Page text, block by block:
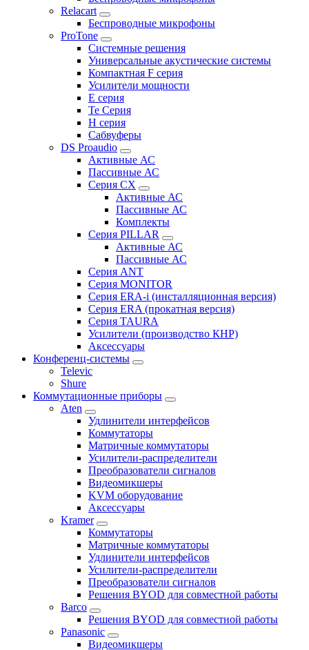
Relacart
Беспроводные микрофоны
ProTone
Системные решения
Универсальные акустические системы
Компактная F серия
Усилители мощности
E серия
Te Серия
H серия
Сабвуферы
DS Proaudio
Активные АС
Пассивные АС
Серия CX
Активные АС
Пассивные АС
Комплекты
Серия PILLAR
Активные АС
Пассивные АС
Серия ANT
Серия MONITOR
Серия ERA-i (инсталляционная версия)
Серия ERA (прокатная версия)
Серия TAURA
Усилители (производство КНР)
Аксессуары
Конференц-системы
Televic
Shure
Коммутационные приборы
Aten
Удлинители интерфейсов
Коммутаторы
Матричные коммутаторы
Усилители-распределители
Преобразователи сигналов
Видеомикшеры
KVM оборудование
Аксессуары
Kramer
Коммутаторы
Матричные коммутаторы
Удлинители интерфейсов
Усилители-распределители
Преобразователи сигналов
Решения BYOD для совместной работы
Barco
Решения BYOD для совместной работы
Panasonic
Видеомикшеры